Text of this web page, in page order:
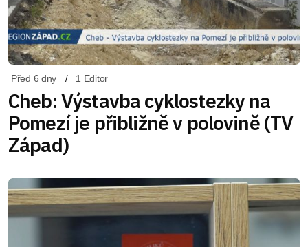
Před 6 dny 1 Editor
Cheb: Výstavba cyklostezky na
Pomezí je přibližně v polovině (TV
Západ)